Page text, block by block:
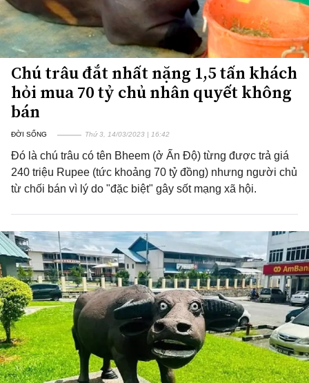
Chú trâu đắt nhất nặng 1,5 tấn khách
hỏi mua 70 tỷ chủ nhân quyết không
bán
ĐỜI SỐNG Thứ 3, 14/03/2023 | 16:42
Đó là chú trâu có tên Bheem (ở Ấn Độ) từng được trả giá
240 triệu Rupee (tức khoảng 70 tỷ đồng) nhưng người chủ
từ chối bán vì lý do "đặc biệt" gây sốt mạng xã hội.